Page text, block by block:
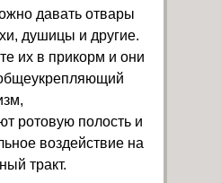
давать отвары
душицы и другие.
их в прикорм и они
ротовую полость и
воздействие на
тракт.